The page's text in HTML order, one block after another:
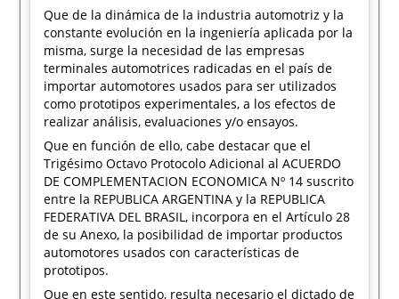
Que de la dinámica de la industria automotriz y la
constante evolución en la ingeniería aplicada por la
misma, surge la necesidad de las empresas
terminales automotrices radicadas en el país de
importar automotores usados para ser utilizados
como prototipos experimentales, a los efectos de
realizar análisis, evaluaciones y/o ensayos.
Que en función de ello, cabe destacar que el
Trigésimo Octavo Protocolo Adicional al ACUERDO
DE COMPLEMENTACION ECONOMICA Nº 14 suscrito
entre la REPUBLICA ARGENTINA y la REPUBLICA
FEDERATIVA DEL BRASIL, incorpora en el Artículo 28
de su Anexo, la posibilidad de importar productos
automotores usados con características de
prototipos.
Que en este sentido, resulta necesario el dictado de